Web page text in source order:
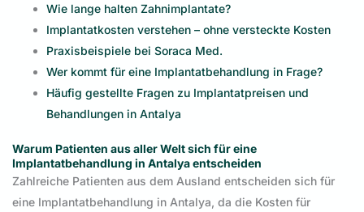
Wie lange halten Zahnimplantate?
Implantatkosten verstehen – ohne versteckte Kosten
Praxisbeispiele bei Soraca Med.
Wer kommt für eine Implantatbehandlung in Frage?
Häufig gestellte Fragen zu Implantatpreisen und
Behandlungen in Antalya
Warum Patienten aus aller Welt sich für eine
Implantatbehandlung in Antalya entscheiden
Zahlreiche Patienten aus dem Ausland entscheiden sich für
eine Implantatbehandlung in Antalya, da die Kosten für